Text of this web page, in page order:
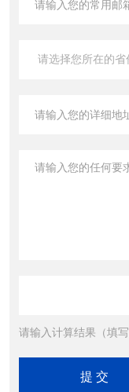
请输入计算结果（填